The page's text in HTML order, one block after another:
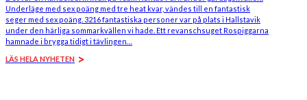
Underläge med sex poäng med tre heat kvar, vändes till en fantastisk
seger med sex poäng. 3216 fantastiska personer var på plats i Hallstavik
under den härliga sommarkvällen vi hade. Ett revanschsuget Rospiggarna
hamnade i brygga tidigt i tävlingen…
LÄS HELA NYHETEN